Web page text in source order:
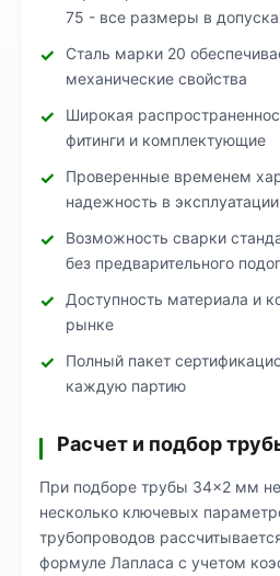
75 - все размеры в
Сталь марки 20
механические свойства
Широкая
фитинги и комплектующие
Проверенные временем
надежность в эксплуатации
Возможность сварки
без предварительного
Доступность материала и
рынке
Полный пакет
каждую партию
Расчет и подбор
При подборе трубы 34×2 мм
несколько ключевых
трубопроводов
формуле Лапласа с учетом